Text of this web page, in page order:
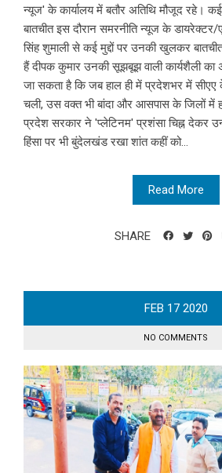
न्यूज' के कार्यालय में बतौर अतिथि मौजूद रहे।
बातचीत इस दौरान समरनीति न्यूज के
सिंह शुमाली से कई मुद्दों पर उनकी खुलकर
हैं दीपक कुमार उनकी सूझबूझ वाली कार्यशैली का
जा सकता है कि जब हाल ही में प्रदेशभर में सीएए
चली, उस वक्त भी बांदा और आसपास के जिलों में
प्रदेश सरकार ने 'प्लेटिनम' प्रशंसा चिह्न देकर
हिंसा पर भी बुंदेलखंड रखा शांत कहीं को...
Read More
SHARE
FEB 17 2020
NO COMMENTS